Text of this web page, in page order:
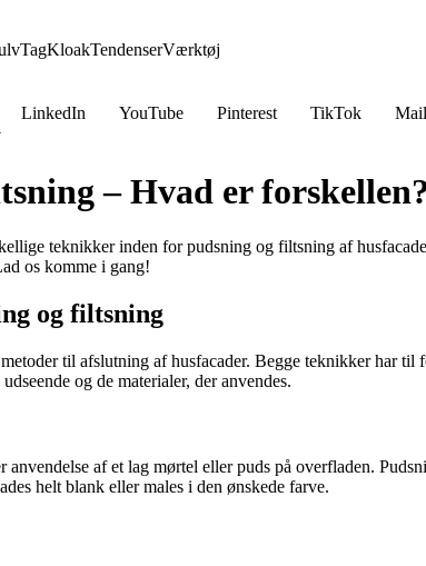
TagKloakTendenserVærktøj
LinkedIn YouTube Pinterest TikTok Mail
– Hvad er forskellen?
teknikker inden for pudsning og filtsning af
os komme i gang!
og filtsning
til afslutning af husfacader. Begge teknikker har
og de materialer, der anvendes.
af et lag mørtel eller puds på overfladen.
helt blank eller males i den ønskede farve.